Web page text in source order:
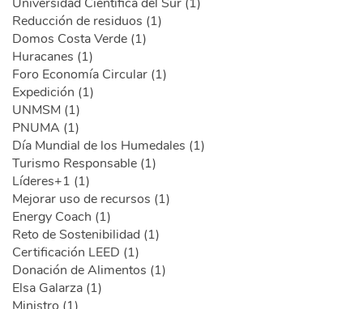
Reducción de residuos (1)
Domos Costa Verde (1)
Huracanes (1)
Foro Economía Circular (1)
Expedición (1)
UNMSM (1)
PNUMA (1)
Día Mundial de los Humedales (1)
Turismo Responsable (1)
Líderes+1 (1)
Mejorar uso de recursos (1)
Energy Coach (1)
Reto de Sostenibilidad (1)
Certificación LEED (1)
Donación de Alimentos (1)
Elsa Galarza (1)